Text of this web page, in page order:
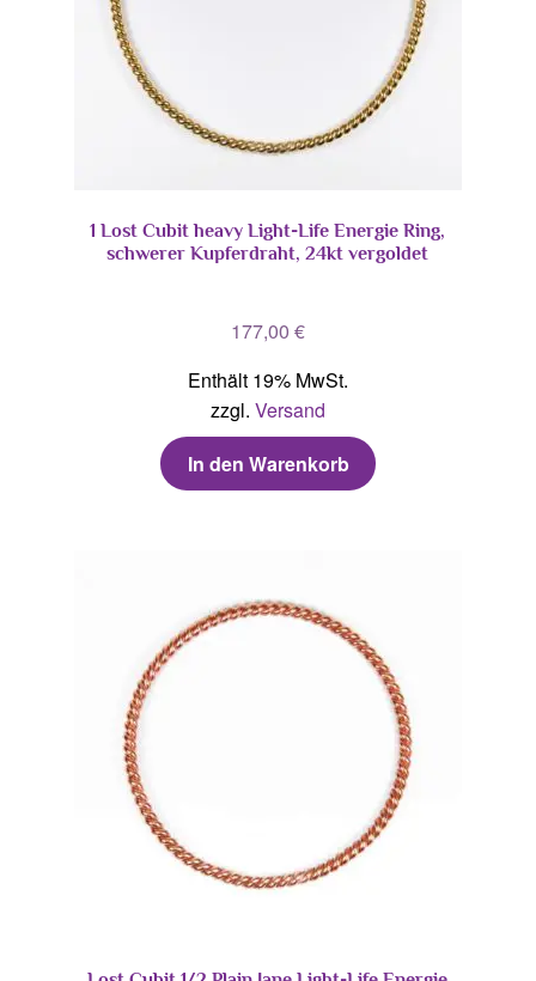
1 Lost Cubit heavy Light-Life Energie Ring,
schwerer Kupferdraht, 24kt vergoldet
177,00 €
Enthält 19% MwSt.
zzgl. Versand
In den Warenkorb